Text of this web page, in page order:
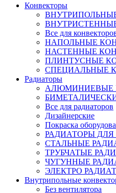
Конвекторы
Все для
НАПОЛЬНЫЕ
НАСТЕННЫЕ
ПЛИНТУСНЫЕ
СПЕЦИАЛЬНЫЕ
Радиаторы
АЛЮМИНИЕВЫЕ
Все для радиаторов
Дизайнерские
Покраска
РАДИАТОРЫ
СТАЛЬНЫЕ
ТРУБЧАТЫЕ
ЧУГУННЫЕ
ЭЛЕКТРО
Внутрипольные
Без вентилятора